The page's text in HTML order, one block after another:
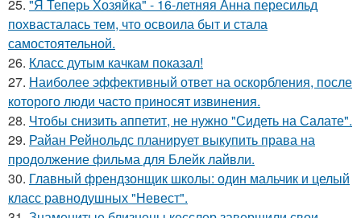
25. "Я Теперь Хозяйка" - 16-летняя Анна пересильд
похвасталась тем, что освоила быт и стала
самостоятельной.
26. Класс дутым качкам показал!
27. Наиболее эффективный ответ на оскорбления, после
которого люди часто приносят извинения.
28. Чтобы снизить аппетит, не нужно "Сидеть на Салате".
29. Райан Рейнольдс планирует выкупить права на
продолжение фильма для Блейк лайвли.
30. Главный френдзонщик школы: один мальчик и целый
класс равнодушных "Невест".